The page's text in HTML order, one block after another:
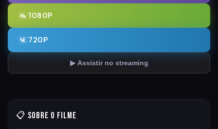
1080P
720P
▶ Assistir no streaming
📋 Sobre o Filme